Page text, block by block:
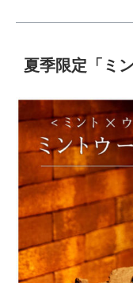
夏季限定「ミ